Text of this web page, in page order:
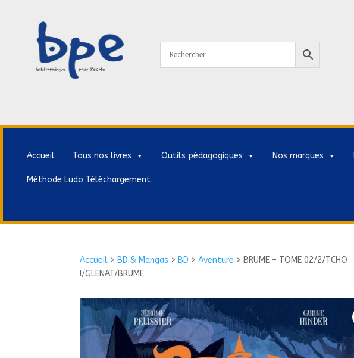
Accueil Tous nos livres Outils pédagogiques Nos marques
Méthode Ludo Téléchargement
Accueil > BD & Mangas > BD >Aventure > BRUME – TOME 02/2/TCHO
!/GLENAT/BRUME